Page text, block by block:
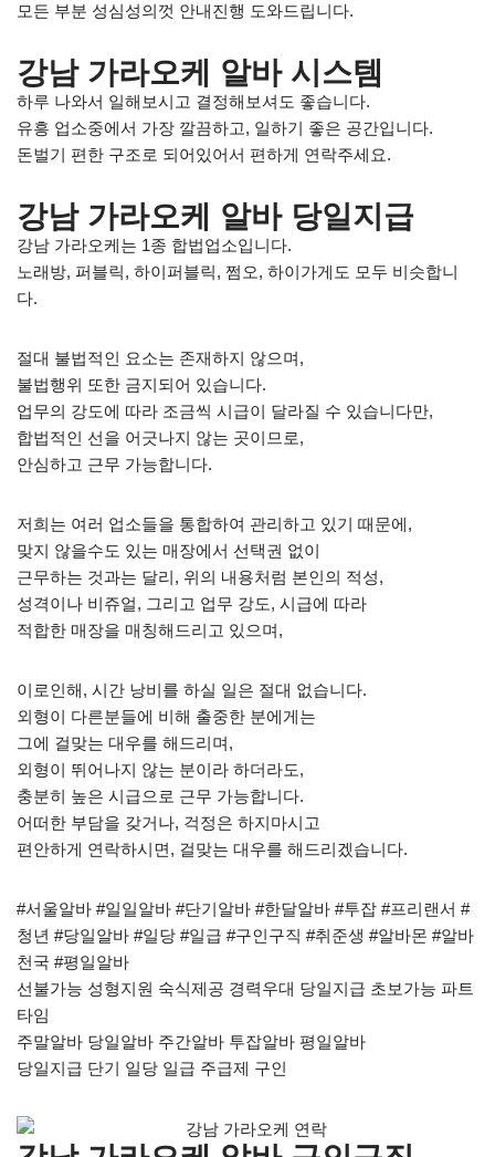
모든 부분 성심성의껏 안내진행 도와드립니다.
강남 가라오케 알바 시스템
하루 나와서 일해보시고 결정해보셔도 좋습니다.
유흥 업소중에서 가장 깔끔하고, 일하기 좋은 공간입니다.
돈벌기 편한 구조로 되어있어서 편하게 연락주세요.
강남 가라오케 알바 당일지급
강남 가라오케는 1종 합법업소입니다.
노래방, 퍼블릭, 하이퍼블릭, 쩜오, 하이가게도 모두 비슷합니
다.
절대 불법적인 요소는 존재하지 않으며,
불법행위 또한 금지되어 있습니다.
업무의 강도에 따라 조금씩 시급이 달라질 수 있습니다만,
합법적인 선을 어긋나지 않는 곳이므로,
안심하고 근무 가능합니다.
저희는 여러 업소들을 통합하여 관리하고 있기 때문에,
맞지 않을수도 있는 매장에서 선택권 없이
근무하는 것과는 달리, 위의 내용처럼 본인의 적성,
성격이나 비쥬얼, 그리고 업무 강도, 시급에 따라
적합한 매장을 매칭해드리고 있으며,
이로인해, 시간 낭비를 하실 일은 절대 없습니다.
외형이 다른분들에 비해 출중한 분에게는
그에 걸맞는 대우를 해드리며,
외형이 뛰어나지 않는 분이라 하더라도,
충분히 높은 시급으로 근무 가능합니다.
어떠한 부담을 갖거나, 걱정은 하지마시고
편안하게 연락하시면, 걸맞는 대우를 해드리겠습니다.
#서울알바 #일일알바 #단기알바 #한달알바 #투잡 #프리랜서 #
청년 #당일알바 #일당 #일급 #구인구직 #취준생 #알바몬 #알바
천국 #평일알바
선불가능 성형지원 숙식제공 경력우대 당일지급 초보가능 파트
타임
주말알바 당일알바 주간알바 투잡알바 평일알바
당일지급 단기 일당 일급 주급제 구인